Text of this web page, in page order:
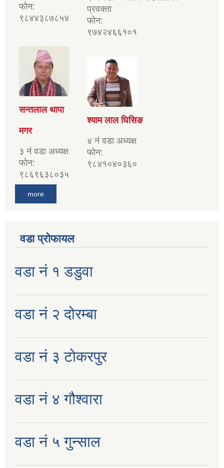
फोन:
९८४४३८७८५४
प्रवक्ता
फोन:
९७४२४६६१०१
सन्तलाल थापा
मगर
३ नं वडा अध्यक्ष
फोन:
९८६९६३८०३५
श्याम लाल घिसिङ
४ नं वडा अध्यक्ष
फोन:
९८४१०४०३६०
more
वडा प्रोफायल
वडा नं १ डडुवा
वडा नं २ दोरम्बा
वडा नं ३ टोकरपुर
वडा नं ४ गौश्वारा
वडा नं ५ गुन्साल